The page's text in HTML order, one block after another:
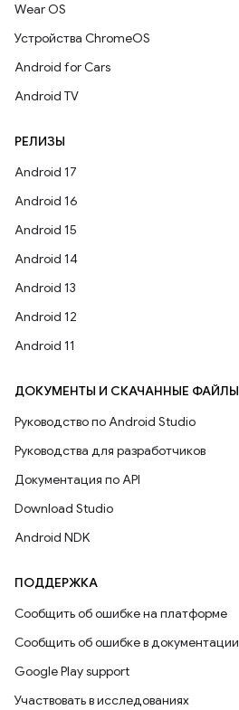
Wear OS
Устройства ChromeOS
Android for Cars
Android TV
РЕЛИЗЫ
Android 17
Android 16
Android 15
Android 14
Android 13
Android 12
Android 11
ДОКУМЕНТЫ И СКАЧАННЫЕ ФАЙЛЫ
Руководство по Android Studio
Руководства для разработчиков
Документация по API
Download Studio
Android NDK
ПОДДЕРЖКА
Сообщить об ошибке на платформе
Сообщить об ошибке в документации
Google Play support
Участвовать в исследованиях